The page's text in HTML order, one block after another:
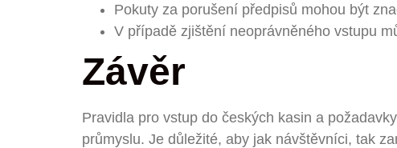
Pokuty za porušení předpisů mohou být
V případě zjištění neoprávněného vstupu
Závěr
Pravidla pro vstup do českých kasin a
průmyslu. Je důležité, aby jak návštěvníci, tak